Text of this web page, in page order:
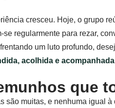
cresceu. Hoje, o grupo
se regularmente para rezar,
um luto profundo,
acolhida e acompanhada
que
são muitas, e nenhuma igual